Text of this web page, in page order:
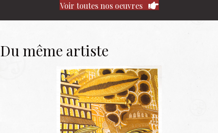
Voir toutes nos oeuvres
Du même artiste